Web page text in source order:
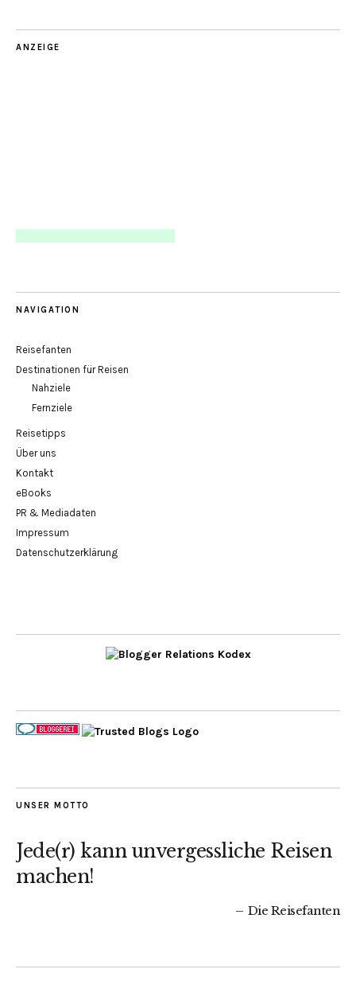
ANZEIGE
NAVIGATION
Reisefanten
Destinationen für Reisen
Nahziele
Fernziele
Reisetipps
Über uns
Kontakt
eBooks
PR & Mediadaten
Impressum
Datenschutzerklärung
UNSER MOTTO
Jede(r) kann unvergessliche Reisen
machen!
Die Reisefanten